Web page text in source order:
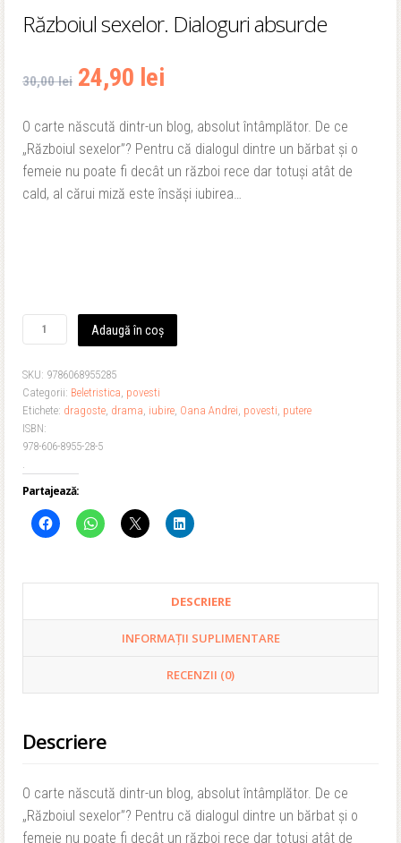
Războiul sexelor. Dialoguri absurde
30,00lei Prețul
inițial
a
fost:
24,90 lei
curent
este:
24,90 lei.
O carte născută dintr-un blog, absolut întâmplător. De ce
„Războiul sexelor”? Pentru că dialogul dintre un bărbat și o
femeie nu poate fi decât un război rece dar totuși atât de
cald, al cărui miză este însăși iubirea…
Dialoguri
absurde
Adaugă în coș
SKU: 9786068955285
Categorii: Beletristica povesti
Etichete: dragoste drama iubire Oana Andrei povesti putere
ISBN:
978-606-8955-28-5
Partajează:
DESCRIERE
INFORMAȚII SUPLIMENTARE
RECENZII (0)
Descriere
O carte născută dintr-un blog, absolut întâmplător. De ce
„Războiul sexelor”? Pentru că dialogul dintre un bărbat și o
femeie nu poate fi decât un război rece dar totuși atât de